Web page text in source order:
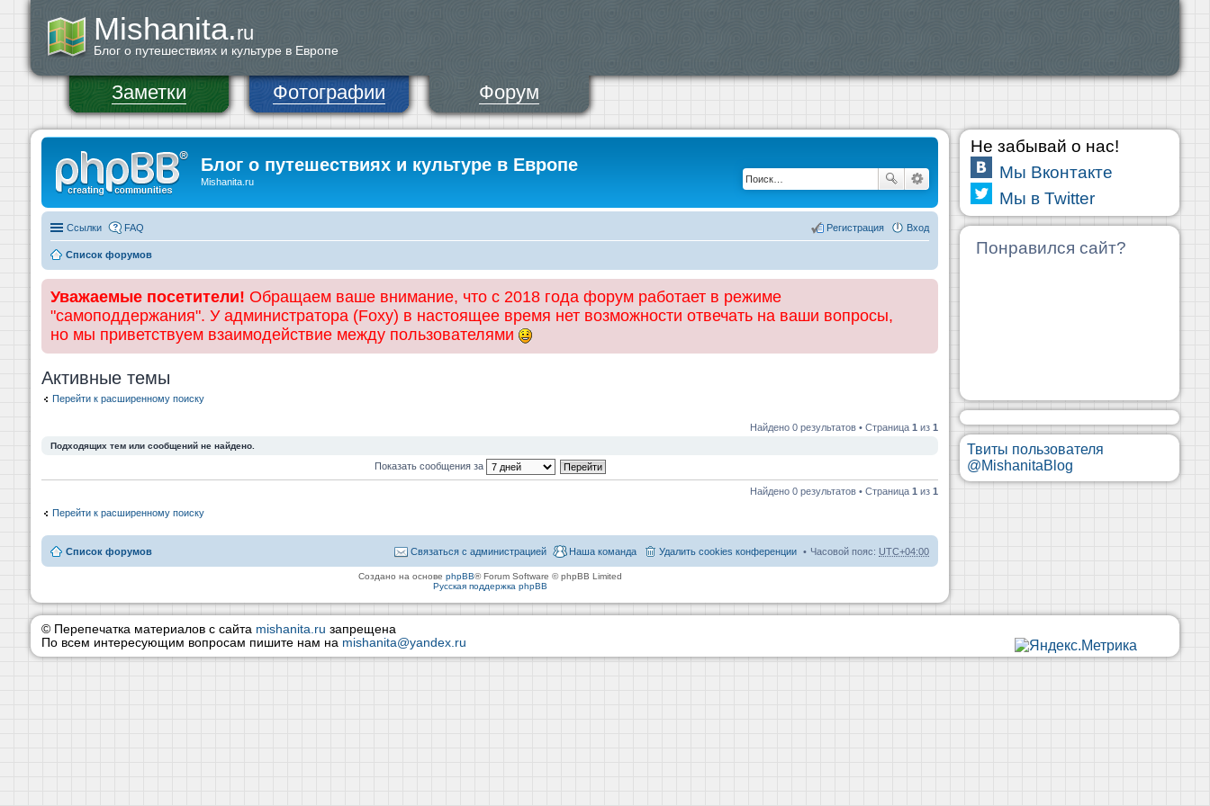
Mishanita.ru
Блог о путешествиях и культуре в Европе
Заметки Фотографии Форум
Блог о путешествиях и культуре в Европе
Mishanita.ru
Ссылки FAQ Вход
Регистрация
Список форумов
Уважаемые посетители! Обращаем ваше внимание, что с 2018 года форум работает в режиме
"самоподдержания". У администратора (Foxy) в настоящее время нет возможности отвечать на ваши вопросы,
но мы приветствуем взаимодействие между пользователями
Активные темы
Перейти к расширенному поиску
Найдено 0 результатов • Страница 1 из 1
Подходящих тем или сообщений не найдено.
Показать сообщения за
Найдено 0 результатов • Страница 1 из 1
Перейти к расширенному поиску
Список форумов Часовой пояс: UTC+04:00
Удалить cookies конференции
Наша команда
Связаться с администрацией
Создано на основе phpBB® Forum Software © phpBB Limited
Русская поддержка phpBB
Не забывай о нас!
Мы Вконтакте
Мы в Twitter
Понравился сайт?
Твиты пользователя
@MishanitaBlog
© Перепечатка материалов с сайта mishanita.ru запрещена
По всем интересующим вопросам пишите нам на mishanita@yandex.ru